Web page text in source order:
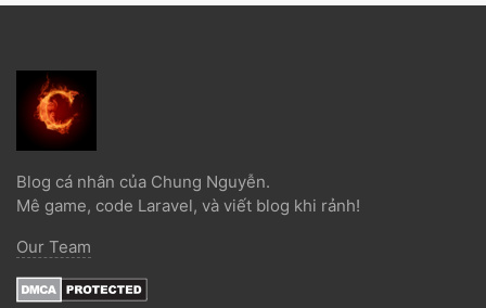
Blog cá nhân của Chung Nguyễn.
Mê game, code Laravel, và viết blog khi rảnh!
Our Team